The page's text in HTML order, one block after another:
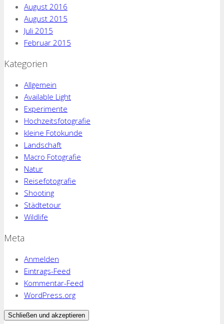
August 2016
August 2015
Juli 2015
Februar 2015
Kategorien
Allgemein
Available Light
Experimente
Hochzeitsfotografie
kleine Fotokunde
Landschaft
Macro Fotografie
Natur
Reisefotografie
Shooting
Städtetour
Wildlife
Meta
Anmelden
Eintrags-Feed
Kommentar-Feed
WordPress.org